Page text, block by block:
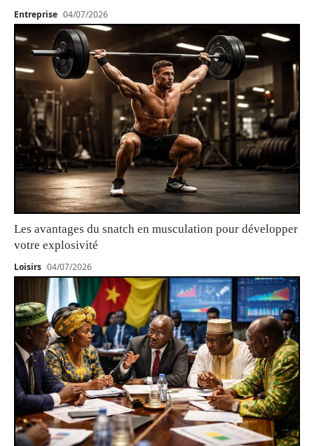
Entreprise 04/07/2026
Les avantages du snatch en musculation pour développer
votre explosivité
Loisirs 04/07/2026